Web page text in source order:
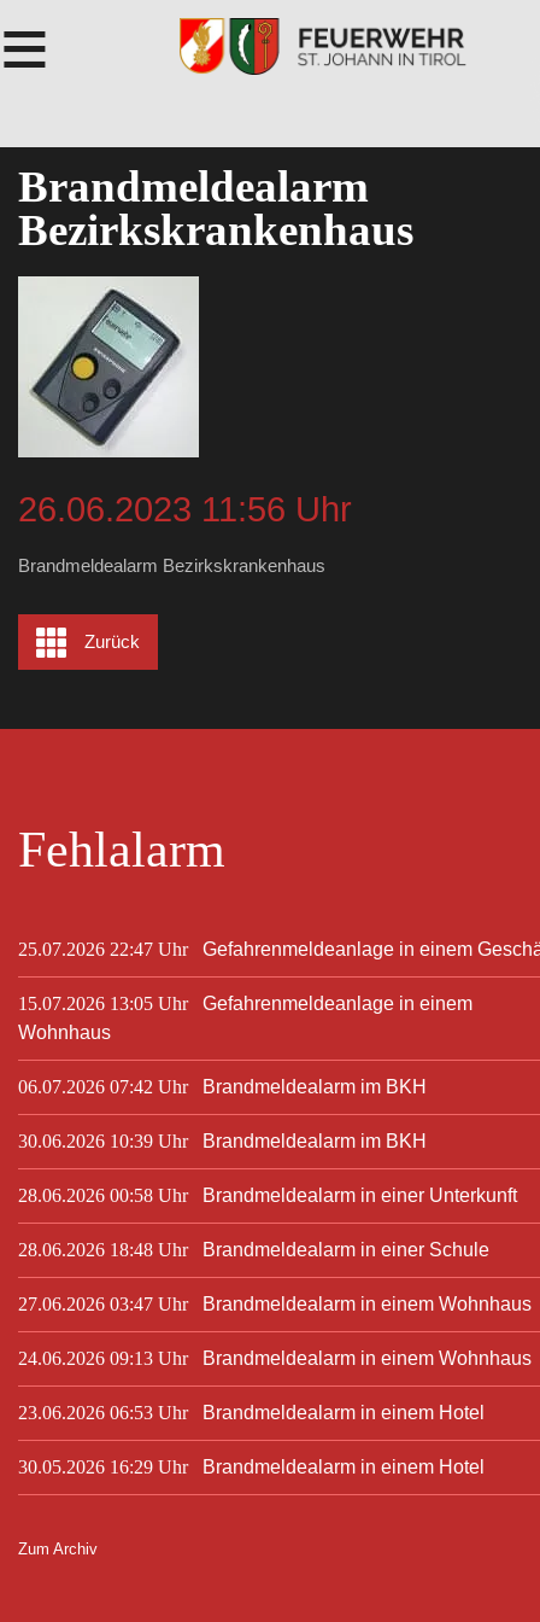
≡
Brandmeldealarm
Bezirkskrankenhaus
26.06.2023 11:56 Uhr
Brandmeldealarm Bezirkskrankenhaus
Zurück
Fehlalarm
25.07.2026 22:47 Uhr Gefahrenmeldeanlage in einem
15.07.2026 13:05 Uhr
Gefahrenmeldeanlage in einem
Wohnhaus
06.07.2026 07:42 Uhr Brandmeldealarm im BKH
30.06.2026 10:39 Uhr Brandmeldealarm im BKH
28.06.2026 00:58 Uhr Brandmeldealarm in einer Unterkunft
28.06.2026 18:48 Uhr Brandmeldealarm in einer Schule
27.06.2026 03:47 Uhr Brandmeldealarm in einem Wohnhaus
24.06.2026 09:13 Uhr Brandmeldealarm in einem Wohnhaus
23.06.2026 06:53 Uhr Brandmeldealarm in einem Hotel
30.05.2026 16:29 Uhr Brandmeldealarm in einem Hotel
Zum Archiv